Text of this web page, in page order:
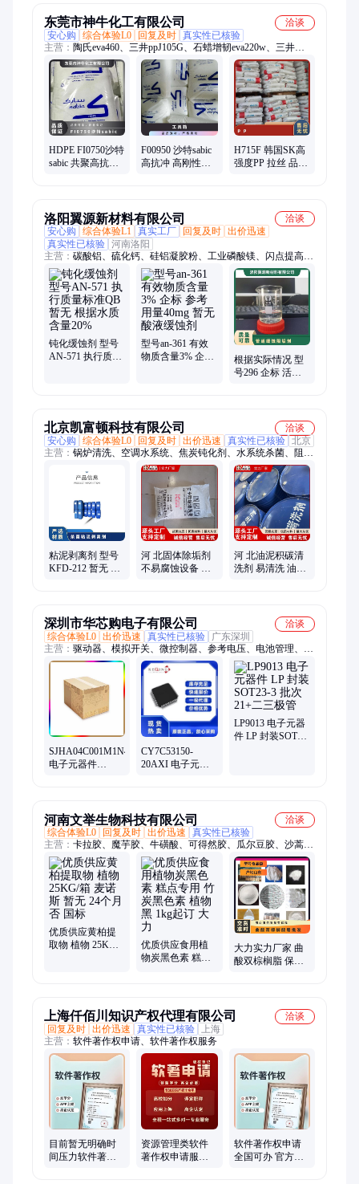
东莞市神牛化工有限公司
洽谈
安心购
综合体验L0 回复及时 真实性已核验
主营： 陶氏eva460、三井ppJ105G、石蜡增韧eva220w、三井
eva260、热熔级eva250、普瑞曼ppj105g
HDPE FI0750沙特
sabic 共聚高抗冲
F00950 沙特sabic
高抗冲 高刚性
H715F 韩国SK高
强度PP 拉丝 品牌
洛阳翼源新材料有限公司
洽谈
安心购
综合体验L1 真实工厂 回复及时 出价迅速
真实性已核验 河南洛阳
主营： 碳酸铝、硫化钙、硅铝凝胶粉、工业磷酸镁、闪点提高
剂、表面活性剂、耐火材料、水处理原材料
钝化缓蚀剂 型号
AN-571 执行质量
型号an-361 有效
物质含量3% 企标
根据实际情况 型
号296 企标 活性
北京凯富顿科技有限公司
洽谈
安心购
综合体验L0 回复及时 出价迅速 真实性已核验 北京
主营： 锅炉清洗、空调水系统、焦炭钝化剂、水系统杀菌、阻垢
分散剂、洗涤高温水、粉尘抑制剂、脱硫增效剂、在线清洗剂、
氧化除藻剂、杀菌灭藻剂、水系统管道、无二氧化氯、空调冷凝
器、金属表面油污、清除附着藻类、烟气湿法脱硫、高电导反渗
透、通风系统清洗、空调风机盘管、导热油炉清洗、玻璃鳞片胶
泥、烟气脱硫脱硝、锅炉除垢除锈、填料水垢清洗
粘泥剥离剂 型号
KFD-212 暂无 PH
河 北固体除垢剂
不易腐蚀设备 供
河 北油泥积碳清
洗剂 易清洗 油炉
深圳市华芯购电子有限公司
洽谈
综合体验L0 出价迅速 真实性已核验
广东深圳
主营： 驱动器、模拟开关、微控制器、参考电压、电池管理、视
频开关ic、仪表放大器、音频放大器、开关稳压器、数字隔离
器、精密放大器、运算放大器、点火控制器、开关控制器、可编
程门阵列、接口集成电路、电容电阻
SJHA04C001M1N46
电子元器件
CY7C53150-
20AXI 电子元器
LP9013 电子元器
件 LP 封装SOT23-
河南文举生物科技有限公司
洽谈
综合体验L0
回复及时 出价迅速
真实性已核验
主营： 卡拉胶、魔芋胶、牛磺酸、可得然胶、瓜尔豆胶、沙蒿子
胶、海藻酸钠、纳他酶素、食用明胶、聚丙烯酸钠、甲基纤维
素、酪蛋白酸钠、普鲁兰多糖、乳酸链球菌素、食品级黄原胶
优质供应黄柏提
取物 植物 25KG/
优质供应食用植
物炭黑色素 糕点
大力实力厂家 曲
酸双棕榈脂 保质
上海仟佰川知识产权代理有限公司
洽谈
回复及时 出价迅速 真实性已核验
上海
主营： 软件著作权申请、软件著作权服务
目前暂无明确时
间压力软件著作
资源管理类软件
著作权申请服
软件著作权申请
全国可办 官方审